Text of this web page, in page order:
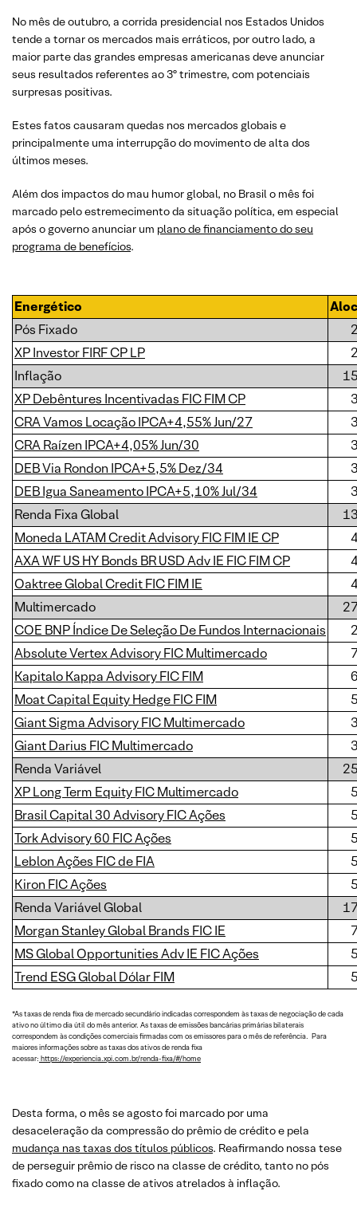
No mês de outubro, a corrida presidencial nos Estados Unidos
tende a tornar os mercados mais erráticos, por outro lado, a
maior parte das grandes empresas americanas deve anunciar
seus resultados referentes ao 3º trimestre, com potenciais
surpresas positivas.
Estes fatos causaram quedas nos mercados globais e
principalmente uma interrupção do movimento de alta dos
últimos meses.
Além dos impactos do mau humor global, no Brasil o mês foi
marcado pelo estremecimento da situação política, em especial
após o governo anunciar um plano de financiamento do seu
programa de benefícios.
Energético
Pós Fixado
XP Investor FIRF CP LP
Inflação
XP Debêntures Incentivadas FIC FIM CP
CRA Vamos Locação IPCA+4,55% Jun/27
CRA Raízen IPCA+4,05% Jun/30
DEB Via Rondon IPCA+5,5% Dez/34
DEB Igua Saneamento IPCA+5,10% Jul/34
Renda Fixa Global
Moneda LATAM Credit Advisory FIC FIM IE CP
AXA WF US HY Bonds BR USD Adv IE FIC FIM CP
Oaktree Global Credit FIC FIM IE
Multimercado
COE BNP Índice De Seleção De Fundos Internacionais
Absolute Vertex Advisory FIC Multimercado
Kapitalo Kappa Advisory FIC FIM
Moat Capital Equity Hedge FIC FIM
Giant Sigma Advisory FIC Multimercado
Giant Darius FIC Multimercado
Renda Variável
XP Long Term Equity FIC Multimercado
Brasil Capital 30 Advisory FIC Ações
Tork Advisory 60 FIC Ações
Leblon Ações FIC de FIA
Kiron FIC Ações
Renda Variável Global
Morgan Stanley Global Brands FIC IE
MS Global Opportunities Adv IE FIC Ações
Trend ESG Global Dólar FIM
*As taxas de renda fixa de mercado secundário indicadas correspondem às taxas de negociação de cada
ativo no último dia útil do mês anterior. As taxas de emissões bancárias primárias bilaterais
correspondem às condições comerciais firmadas com os emissores para o mês de referência. Para
maiores informações sobre as taxas dos ativos de renda fixa
acessar: https://experiencia.xpi.com.br/renda-fixa/#/home
Desta forma, o mês se agosto foi marcado por uma
desaceleração da compressão do prêmio de crédito e pela
mudança nas taxas dos títulos públicos. Reafirmando nossa tese
de perseguir prêmio de risco na classe de crédito, tanto no pós
fixado como na classe de ativos atrelados à inflação.